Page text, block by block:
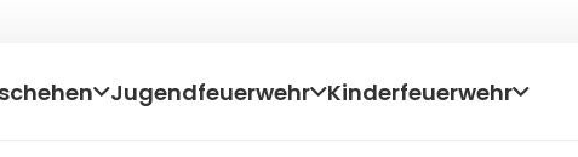
Jugendfeuerwehr Kinderfeuerwehr